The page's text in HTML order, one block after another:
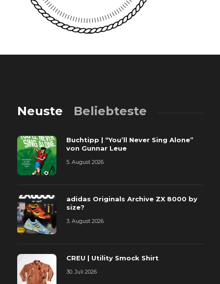
Neuste Beliebteste
Buchtipp | “You’ll Never Sing Alone”
von Gunnar Leue
5. August 2026
adidas Originals Archive ZX 8000 by
size?
3. August 2026
CREU | Utility Smock Shirt
30. Juli 2026